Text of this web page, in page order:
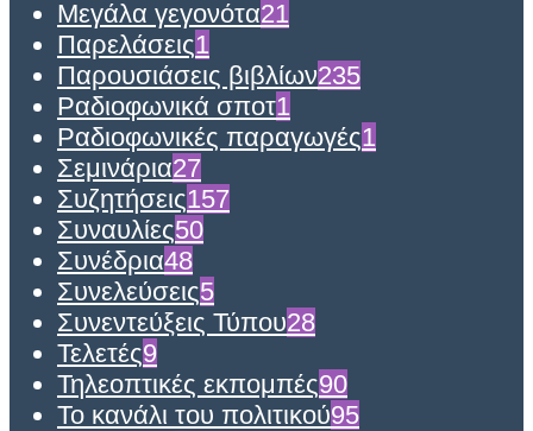
Μεγάλα γεγονότα21
Παρελάσεις1
Παρουσιάσεις βιβλίων235
Ραδιοφωνικά σποτ1
Ραδιοφωνικές παραγωγές1
Σεμινάρια27
Συζητήσεις157
Συναυλίες50
Συνέδρια48
Συνελεύσεις5
Συνεντεύξεις Τύπου28
Τελετές9
Τηλεοπτικές εκπομπές90
Το κανάλι του πολιτικού95